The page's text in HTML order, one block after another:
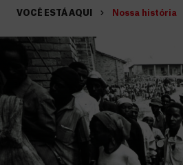
VOCÊ ESTÁ AQUI Nossa história